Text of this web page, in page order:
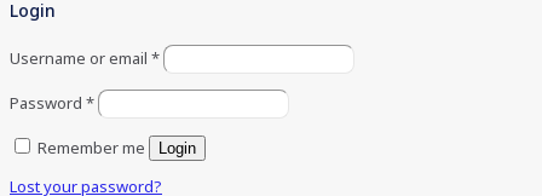
Login
Username or email *
Password *
Remember me
Login
Lost your password?